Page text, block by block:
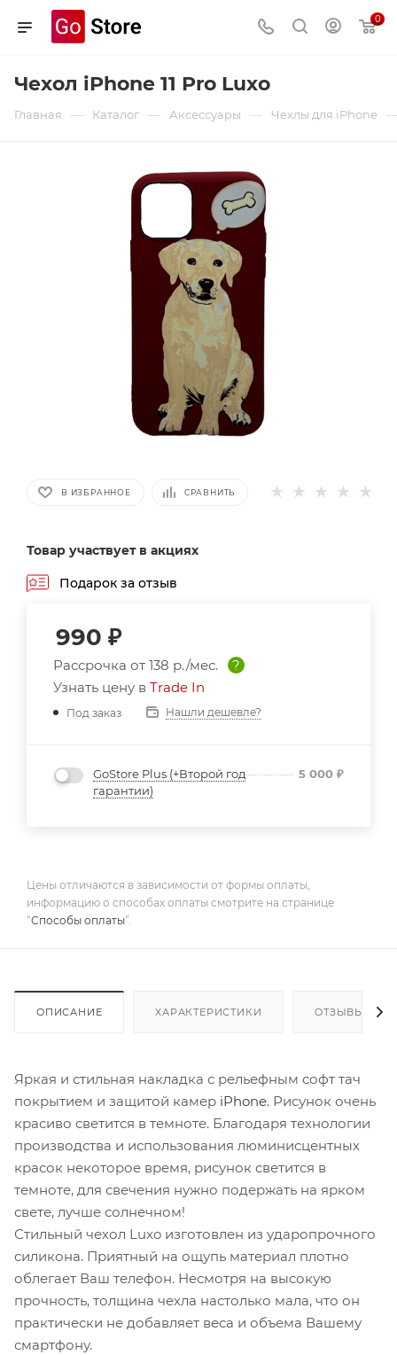
0
Чехол iPhone 11 Pro Luxo
Главная — Каталог — Аксессуары — Чехлы для iPhone
В ИЗБРАННОЕ СРАВНИТЬ
Товар участвует в акциях
Подарок за отзыв
990 ₽
Рассрочка от 138 р./мес.
?
Узнать цену в Trade In
Под заказ Нашли дешевле?
GoStore Plus (+Второй год
гарантии)
5 000 ₽
Цены отличаются в зависимости от формы оплаты,
информацию о способах оплаты смотрите на странице
“Способы оплаты”.
ОПИСАНИЕ ХАРАКТЕРИСТИКИ ОТЗЫВЫ
Яркая и стильная накладка с рельефным софт тач
покрытием и защитой камер iPhone. Рисунок очень
красиво светится в темноте. Благодаря технологии
производства и использования люминисцентных
красок некоторое время, рисунок светится в
темноте, для свечения нужно подержать на ярком
свете, лучше солнечном!
Стильный чехол Luxo изготовлен из ударопрочного
силикона. Приятный на ощупь материал плотно
облегает Ваш телефон. Несмотря на высокую
прочность, толщина чехла настолько мала, что он
практически не добавляет веса и объема Вашему
смартфону.